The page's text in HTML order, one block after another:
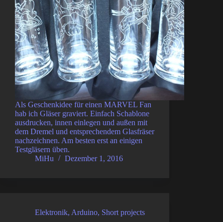
Als Geschenkidee für einen MARVEL Fan
hab ich Gläser graviert. Einfach Schablone
ausdrucken, innen einlegen und außen mit
dem Dremel und entsprechendem Glasfräser
nachzeichnen. Am besten erst an einigen
Testgläsern üben.
MiHu
Dezember 1, 2016
Elektronik, Arduino, Short projects